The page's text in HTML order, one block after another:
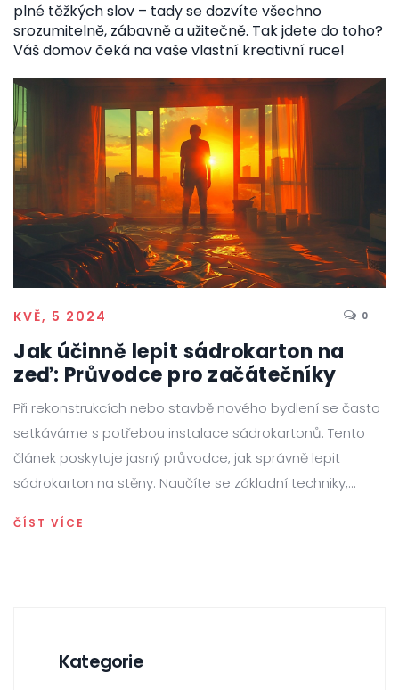
plné těžkých slov – tady se dozvíte všechno
srozumitelně, zábavně a užitečně. Tak jdete do toho?
Váš domov čeká na vaše vlastní kreativní ruce!
KVĚ, 5 2024 0
Jak účinně lepit sádrokarton na
zeď: Průvodce pro začátečníky
Při rekonstrukcích nebo stavbě nového bydlení se často
setkáváme s potřebou instalace sádrokartonů. Tento
článek poskytuje jasný průvodce, jak správně lepit
sádrokarton na stěny. Naučíte se základní techniky,
užitečné tipy, které učiní vaši práci efektivnější a udrží ji
ČÍST VÍCE
Kategorie